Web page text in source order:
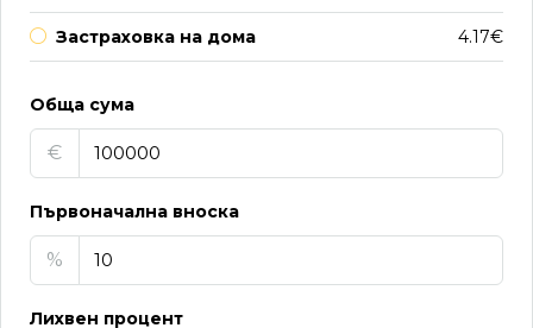
Застраховка на дома 4.17€
Обща сума
€
Първоначална вноска
%
Лихвен процент